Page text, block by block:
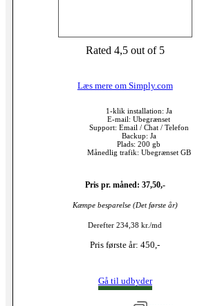
Rated 4,5 out of 5
Læs mere om Simply.com
1-klik installation: Ja
E-mail: Ubegrænset
Support: Email / Chat / Telefon
Backup: Ja
Plads: 200 gb
Månedlig trafik: Ubegrænset GB
Pris pr. måned: 37,50,-
Kæmpe besparelse (Det første år)
Derefter 234,38 kr./md
Pris første år: 450,-
Gå til udbyder